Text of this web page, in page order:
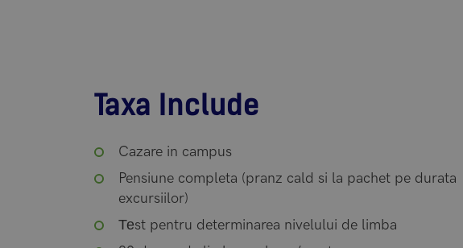
Taxa Include
Cazare in campus
Pensiune completa (pranz cald si la pachet pe durata
excursiilor)
Теst pentru determinarea nivelului de limba